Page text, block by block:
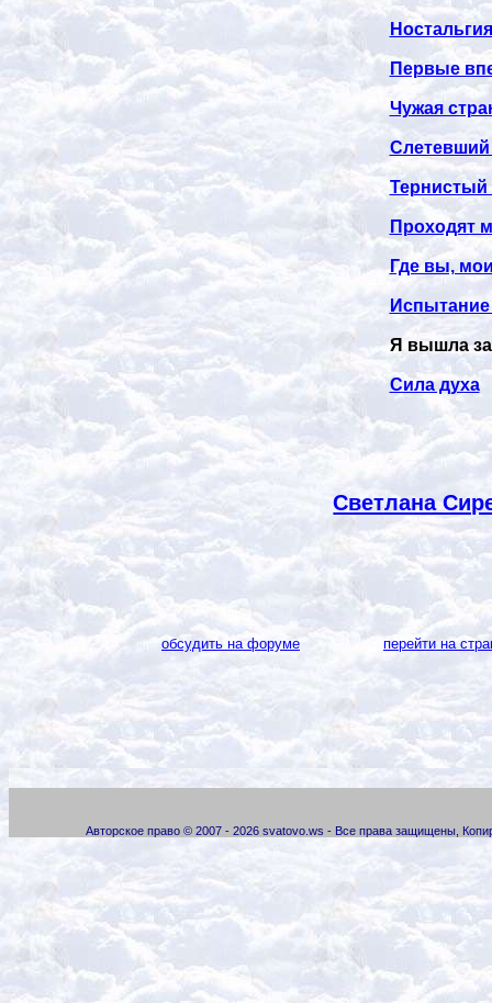
Ностальгия
Первые
Чужая
Слетевший
Тернистый
Проходят
Где вы,
Испытание
Я вышла
Сила духа
Светлана
обсудить на форуме перейти на
Авторское право © 2007 - 2026 svatovo.ws - Все права защищены,